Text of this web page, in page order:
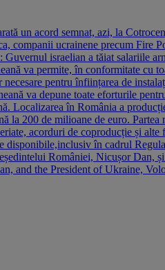
un acord semnat, azi, la
companii ucrainene precum
israelian a tăiat salariile
va permite, în conformitate cu
pentru înființarea de
va depune toate eforturile
Localizarea în România a
200 de milioane de euro.
acorduri de coproducție și
disponibile,inclusiv în cadrul
României, Nicușor
and the President of Ukraine,